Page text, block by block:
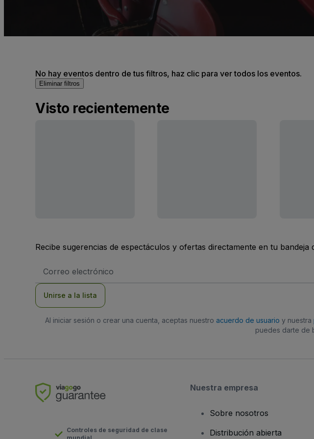
No hay eventos dentro de tus filtros, haz clic para ver todos los eventos.
Eliminar filtros
Visto recientemente
Recibe sugerencias de espectáculos y ofertas directamente en tu bandeja
de
Unirse a la lista
Al iniciar sesión o crear una cuenta, aceptas nuestro acuerdo de usuario y nuestra
puedes darte de
Controles de seguridad de clase
Nuestra empresa
Sobre nosotros
Distribución abierta